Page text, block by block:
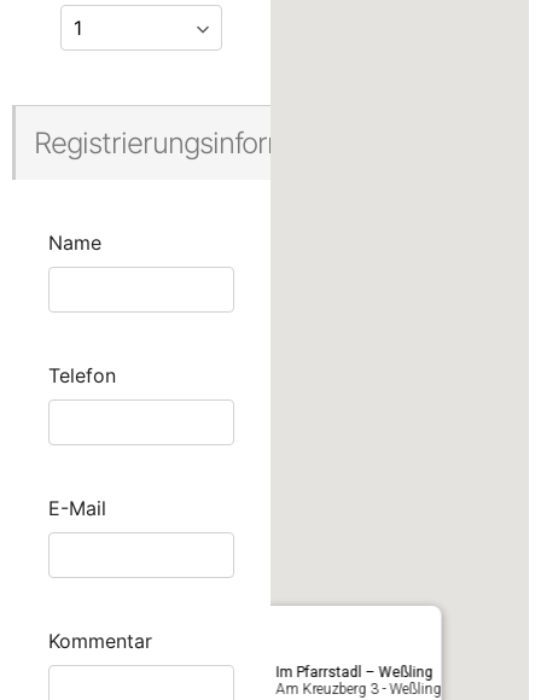
Registrierungsinformationen
Name
Telefon
E-Mail
Kommentar
Im Pfarrstadl – Weßling
Am Kreuzberg 3 - Weßling